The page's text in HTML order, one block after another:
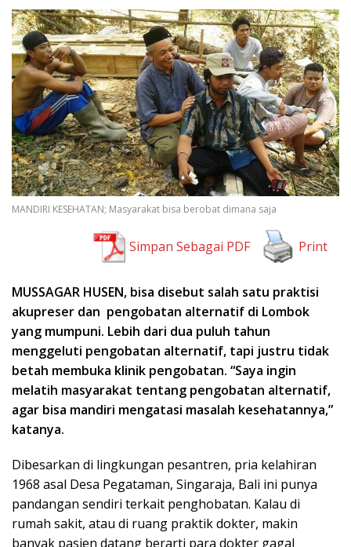
MANDIRI KESEHATAN; Masyarakat bisa berobat dimana saja
Simpan Sebagai PDF Print
MUSSAGAR HUSEN, bisa disebut salah satu praktisi
akupreser dan pengobatan alternatif di Lombok
yang mumpuni. Lebih dari dua puluh tahun
menggeluti pengobatan alternatif, tapi justru tidak
betah membuka klinik pengobatan. “Saya ingin
melatih masyarakat tentang pengobatan alternatif,
agar bisa mandiri mengatasi masalah kesehatannya,”
katanya.
Dibesarkan di lingkungan pesantren, pria kelahiran
1968 asal Desa Pegataman, Singaraja, Bali ini punya
pandangan sendiri terkait penghobatan. Kalau di
rumah sakit, atau di ruang praktik dokter, makin
banyak pasien datang berarti para dokter gagal